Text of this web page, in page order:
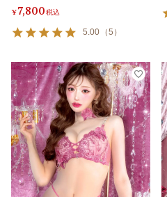
¥7,800税込
5.00 （5 ）